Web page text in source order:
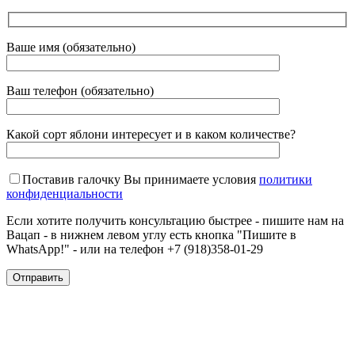
Ваше имя (обязательно)
Ваш телефон (обязательно)
Какой сорт яблони интересует и в каком количестве?
Поставив галочку Вы принимаете условия политики
конфиденциальности
Если хотите получить консультацию быстрее - пишите нам на
Вацап - в нижнем левом углу есть кнопка "Пишите в
WhatsApp!" - или на телефон +7 (918)358-01-29